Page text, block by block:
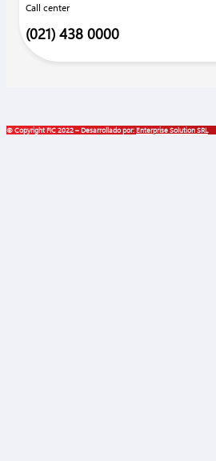
Call center
(021) 438 0000
© Copyright FIC 2022 – Desarrollado por:Enterprise Solution SRL